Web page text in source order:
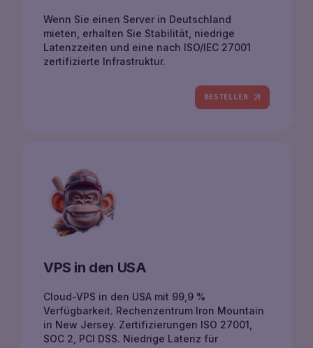
Wenn Sie einen Server in Deutschland
mieten, erhalten Sie Stabilität, niedrige
Latenzzeiten und eine nach ISO/IEC 27001
zertifizierte Infrastruktur.
BESTELLEN
VPS in den USA
Cloud-VPS in den USA mit 99,9 %
Verfügbarkeit. Rechenzentrum Iron Mountain
in New Jersey. Zertifizierungen ISO 27001,
SOC 2, PCI DSS. Niedrige Latenz für